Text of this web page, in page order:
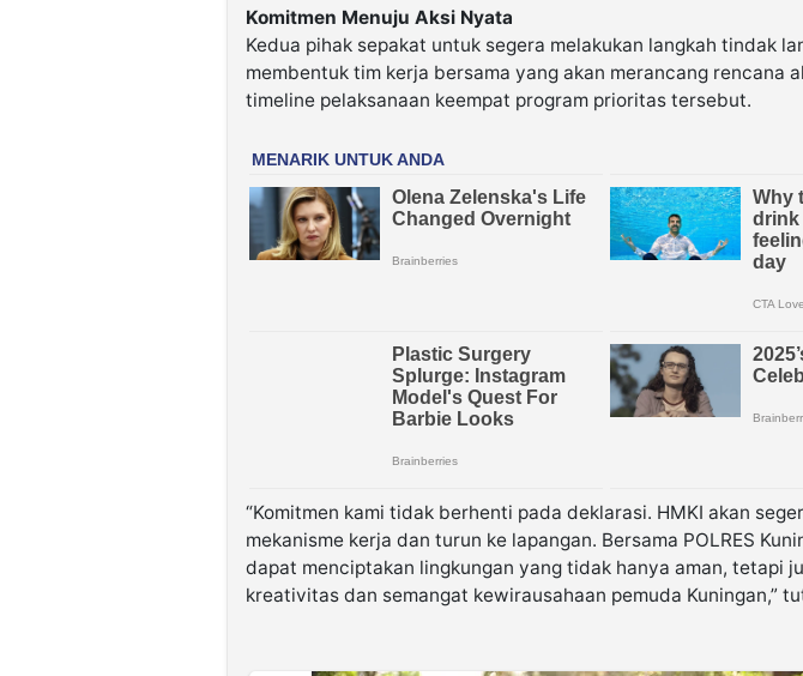
Komitmen Menuju Aksi Nyata
Kedua pihak sepakat untuk segera melakukan langkah tindak
membentuk tim kerja bersama yang akan merancang rencana
timeline pelaksanaan keempat program prioritas tersebut.
“Komitmen kami tidak berhenti pada deklarasi. HMKI akan
mekanisme kerja dan turun ke lapangan. Bersama POLRES
dapat menciptakan lingkungan yang tidak hanya aman, tetapi
kreativitas dan semangat kewirausahaan pemuda Kuningan,”